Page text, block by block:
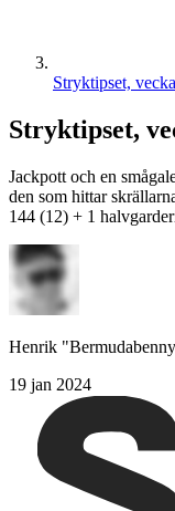
Stryktipset,
Stryktipset,
Jackpott och en
den som hittar
144 (12) + 1
Henrik
19 jan 2024